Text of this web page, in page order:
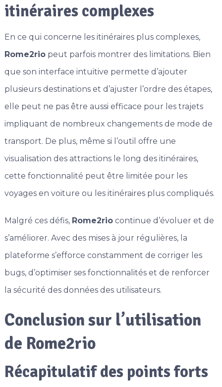
itinéraires complexes
En ce qui concerne les itinéraires plus complexes,
Rome2riopeut parfois montrer des limitations. Bien
que son interface intuitive permette d’ajouter
plusieurs destinations et d’ajuster l’ordre des étapes,
elle peut ne pas être aussi efficace pour les trajets
impliquant de nombreux changements de mode de
transport. De plus, même si l’outil offre une
visualisation des attractions le long des itinéraires,
cette fonctionnalité peut être limitée pour les
voyages en voiture ou les itinéraires plus compliqués.
Malgré ces défis, Rome2riocontinue d’évoluer et de
s’améliorer. Avec des mises à jour régulières, la
plateforme s’efforce constamment de corriger les
bugs, d’optimiser ses fonctionnalités et de renforcer
la sécurité des données des utilisateurs.
Conclusion sur l’utilisation
de Rome2rio
Récapitulatif des points forts